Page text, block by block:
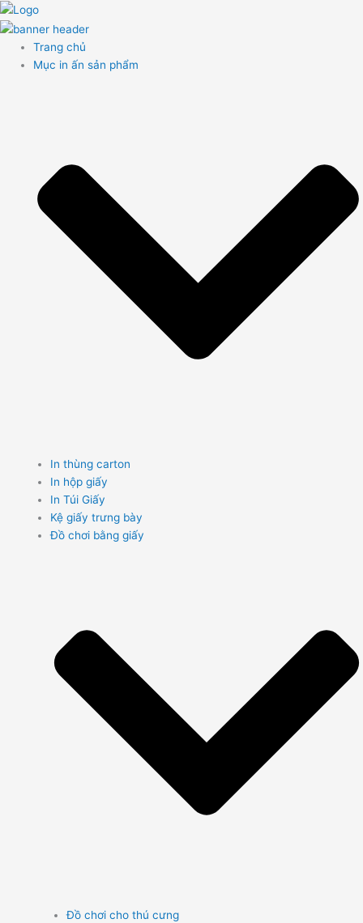
Nhảy
tới
dung
Trang chủ
Mục in ấn sản phẩm
In thùng carton
In hộp giấy
In Túi Giấy
Kệ giấy trưng bày
Đồ chơi bằng giấy
Đồ chơi cho thú cưng